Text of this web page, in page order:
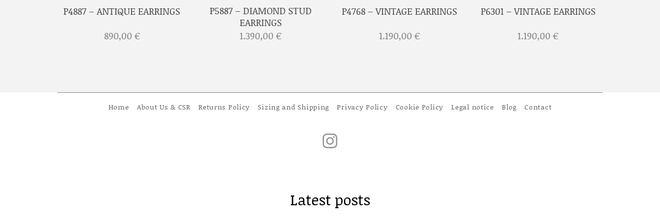
P4887 – ANTIQUE EARRINGS
890,00 €
P5887 – DIAMOND STUD
EARRINGS
1.390,00€
P4768 – VINTAGE EARRINGS
1.190,00 €
P6301 – VINTAGE EARRINGS
1.190,00€
Home About Us & CSR Returns Policy Sizing and Shipping Privacy Policy Cookie Policy Legal notice Blog Contact
Latest posts